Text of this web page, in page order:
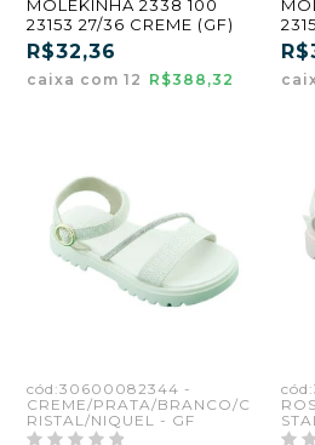
MOLEKINHA 2338 100
23153 27/36 CREME (GF)
R$32,36
caixa com 12 R$388,32
cód:30600082344 -
CREME/PRATA/BRANCO/C
RISTAL/NIQUEL - GF